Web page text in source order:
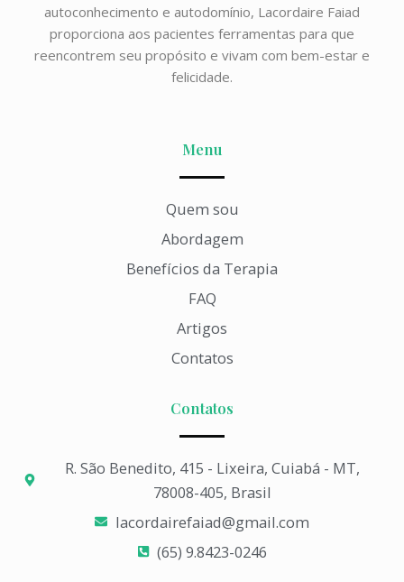
autoconhecimento e autodomínio, Lacordaire Faiad
proporciona aos pacientes ferramentas para que
reencontrem seu propósito e vivam com bem-estar e
felicidade.
Menu
Quem sou
Abordagem
Benefícios da Terapia
FAQ
Artigos
Contatos
Contatos
R. São Benedito, 415 - Lixeira, Cuiabá - MT,
78008-405, Brasil
lacordairefaiad@gmail.com​
(65) 9.8423-0246​